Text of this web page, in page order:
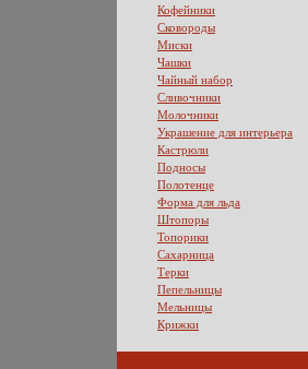
Кофейники
Сковороды
Миски
Чашки
Чайный набор
Сливочники
Молочники
Украшение для интерьера
Кастрюли
Подносы
Полотенце
Форма для льда
Штопоры
Топорики
Сахарница
Терки
Пепельницы
Мельницы
Крижки